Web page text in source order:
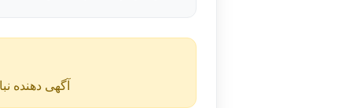
آگهی دهنده